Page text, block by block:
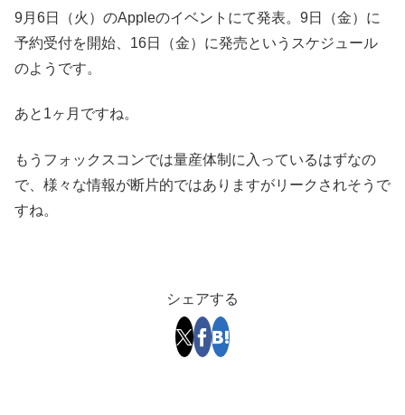
9月6日（火）のAppleのイベントにて発表。9日（金）に
予約受付を開始、16日（金）に発売というスケジュール
のようです。
あと1ヶ月ですね。
もうフォックスコンでは量産体制に入っているはずなの
で、様々な情報が断片的ではありますがリークされそうで
すね。
シェアする